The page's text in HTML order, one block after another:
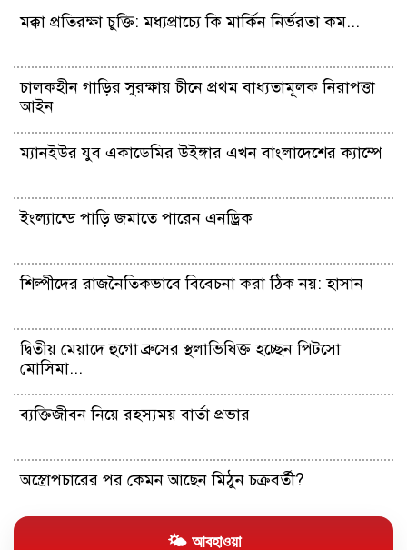
মক্কা প্রতিরক্ষা চুক্তি: মধ্যপ্রাচ্যে কি মার্কিন নির্ভরতা কম...
চালকহীন গাড়ির সুরক্ষায় চীনে প্রথম বাধ্যতামূলক নিরাপত্তা
আইন
ম্যানইউর যুব একাডেমির উইঙ্গার এখন বাংলাদেশের ক্যাম্পে
ইংল্যান্ডে পাড়ি জমাতে পারেন এনড্রিক
শিল্পীদের রাজনৈতিকভাবে বিবেচনা করা ঠিক নয়: হাসান
দ্বিতীয় মেয়াদে হুগো ব্রুসের স্থলাভিষিক্ত হচ্ছেন পিটসো
মোসিমা...
ব্যক্তিজীবন নিয়ে রহস্যময় বার্তা প্রভার
অস্ত্রোপচারের পর কেমন আছেন মিঠুন চক্রবর্তী?
যুক্তরাষ্ট্রের চাকরি বাজারের মন্দা কাটছে না
🌤 আবহাওয়া